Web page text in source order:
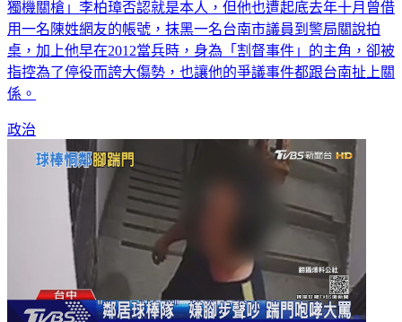
獨機關槍」李柏璋否認就是本人，但他也遭起底去年十月曾借
用一名陳姓網友的帳號，抹黑一名台南市議員到警局關說拍
桌，加上他早在2012當兵時，身為「割督事件」的主角，卻被
指控為了停役而誇大傷勢，也讓他的爭議事件都跟台南扯上關
係。
政治